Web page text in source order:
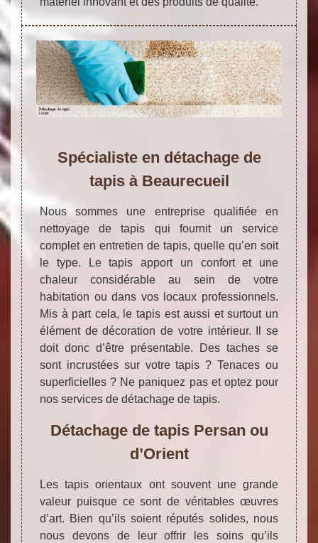
Spécialiste en détachage de
tapis à Beaurecueil
Nous sommes une entreprise qualifiée en
nettoyage de tapis qui fournit un service
complet en entretien de tapis, quelle qu’en soit
le type. Le tapis apport un confort et une
chaleur considérable au sein de votre
habitation ou dans vos locaux professionnels.
Mis à part cela, le tapis est aussi et surtout un
élément de décoration de votre intérieur. Il se
doit donc d’être présentable. Des taches se
sont incrustées sur votre tapis ? Tenaces ou
superficielles ? Ne paniquez pas et optez pour
nos services de détachage de tapis.
Détachage de tapis Persan ou
d’Orient
Les tapis orientaux ont souvent une grande
valeur puisque ce sont de véritables œuvres
d’art. Bien qu’ils soient réputés solides, nous
nous devons de leur offrir les soins qu’ils